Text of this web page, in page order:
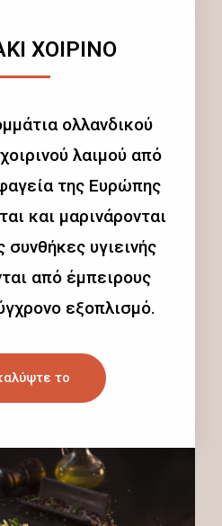
ΧΟΙΡΙΝΟ
ολλανδικού
λαιμού από
της Ευρώπης
και μαρινάρονται
συνθήκες υγιεινής
από έμπειρους
εξοπλισμό.
το